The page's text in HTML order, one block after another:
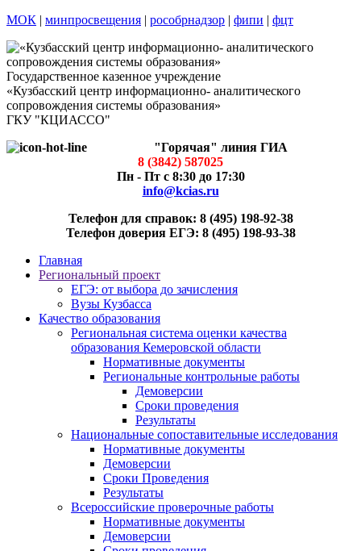
МОК | минпросвещения | рособрнадзор | фипи | фцт
Государственное казенное учреждение
«Кузбасский центр информационно- аналитического
сопровождения системы образования»
ГКУ "КЦИАССО"
"Горячая" линия ГИА
8 (3842) 587025
Пн - Пт с 8:30 до 17:30
info@kcias.ru
Телефон для справок: 8 (495) 198-92-38
Телефон доверия ЕГЭ: 8 (495) 198-93-38
Главная
Региональный проект
ЕГЭ: от выбора до зачисления
Вузы Кузбасса
Качество образования
Региональная система оценки качества
образования Кемеровской области
Нормативные документы
Региональные контрольные работы
Демоверсии
Сроки проведения
Результаты
Национальные сопоставительные исследования
Нормативные документы
Демоверсии
Сроки Проведения
Результаты
Всероссийские проверочные работы
Нормативные документы
Демоверсии